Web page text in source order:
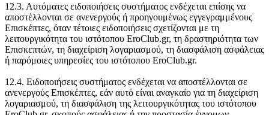
12.3. Αυτόματες ειδοποιήσεις συστήματος ενδέχεται επίσης να
αποστέλλονται σε ανενεργούς ή προηγουμένως εγγεγραμμένους
Επισκέπτες, όταν τέτοιες ειδοποιήσεις σχετίζονται με τη
λειτουργικότητα του ιστότοπου EroClub.gr, τη δραστηριότητα των
Επισκεπτών, τη διαχείριση λογαριασμού, τη διασφάλιση ασφάλειας
ή παρόμοιες υπηρεσίες του ιστότοπου EroClub.gr.
12.4. Ειδοποιήσεις συστήματος ενδέχεται να αποστέλλονται σε
ανενεργούς Επισκέπτες, εάν αυτό είναι αναγκαίο για τη διαχείριση
λογαριασμού, τη διασφάλιση της λειτουργικότητας του ιστότοπου